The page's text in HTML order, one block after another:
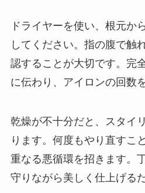
ドライヤーを使い、根元か
してください。指の腹で触
認することが大切です。完
に伝わり、アイロンの回数
乾燥が不十分だと、スタイ
ります。何度もやり直すこ
重なる悪循環を招きます。
守りながら美しく仕上げる